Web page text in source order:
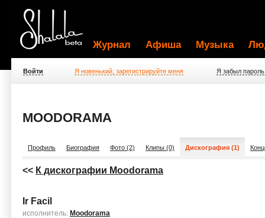
Журнал Афиша Музыка
Войти Я новенький, зарегистрируйте меня Я забыл пароль
MOODORAMA
Профиль Биография Фото (2) Клипы (0) Дискография (1)
<< К дискографии Moodorama
Ir Facil
исполнитель: Moodorama